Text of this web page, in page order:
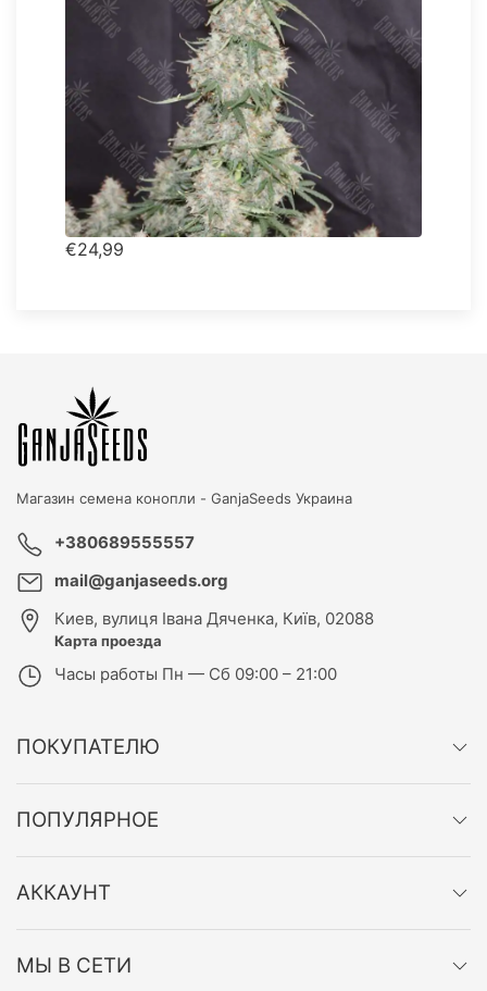
€24,99
Магазин семена конопли - GanjaSeeds Украина
+380689555557
mail@ganjaseeds.org
Киев, вулиця Івана Дяченка, Київ, 02088
Карта проезда
Часы работы Пн — Сб 09:00 – 21:00
ПОКУПАТЕЛЮ
ПОПУЛЯРНОЕ
АККАУНТ
МЫ В СЕТИ